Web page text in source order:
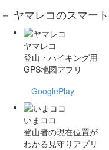
－ ヤマレコのスマー
ヤマレコ
登山・ハイキング用
GPS地図アプリ
GooglePlay
いまココ
登山者の現在位置が
わかる見守りアプリ